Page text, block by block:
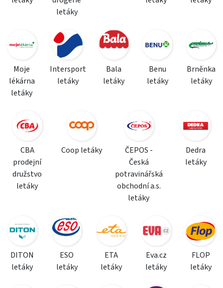
letáky
Moje
lékárna
letáky
Intersport
letáky
Bala
letáky
Benu
letáky
Brněnka
letáky
CBA
prodejní
družstvo
letáky
Coop letáky
ČEPOS -
Česká
potravinářská
obchodní a.s.
letáky
Dedra
letáky
DITON
letáky
ESO
letáky
ETA
letáky
Eva.cz
letáky
FLOP
letáky